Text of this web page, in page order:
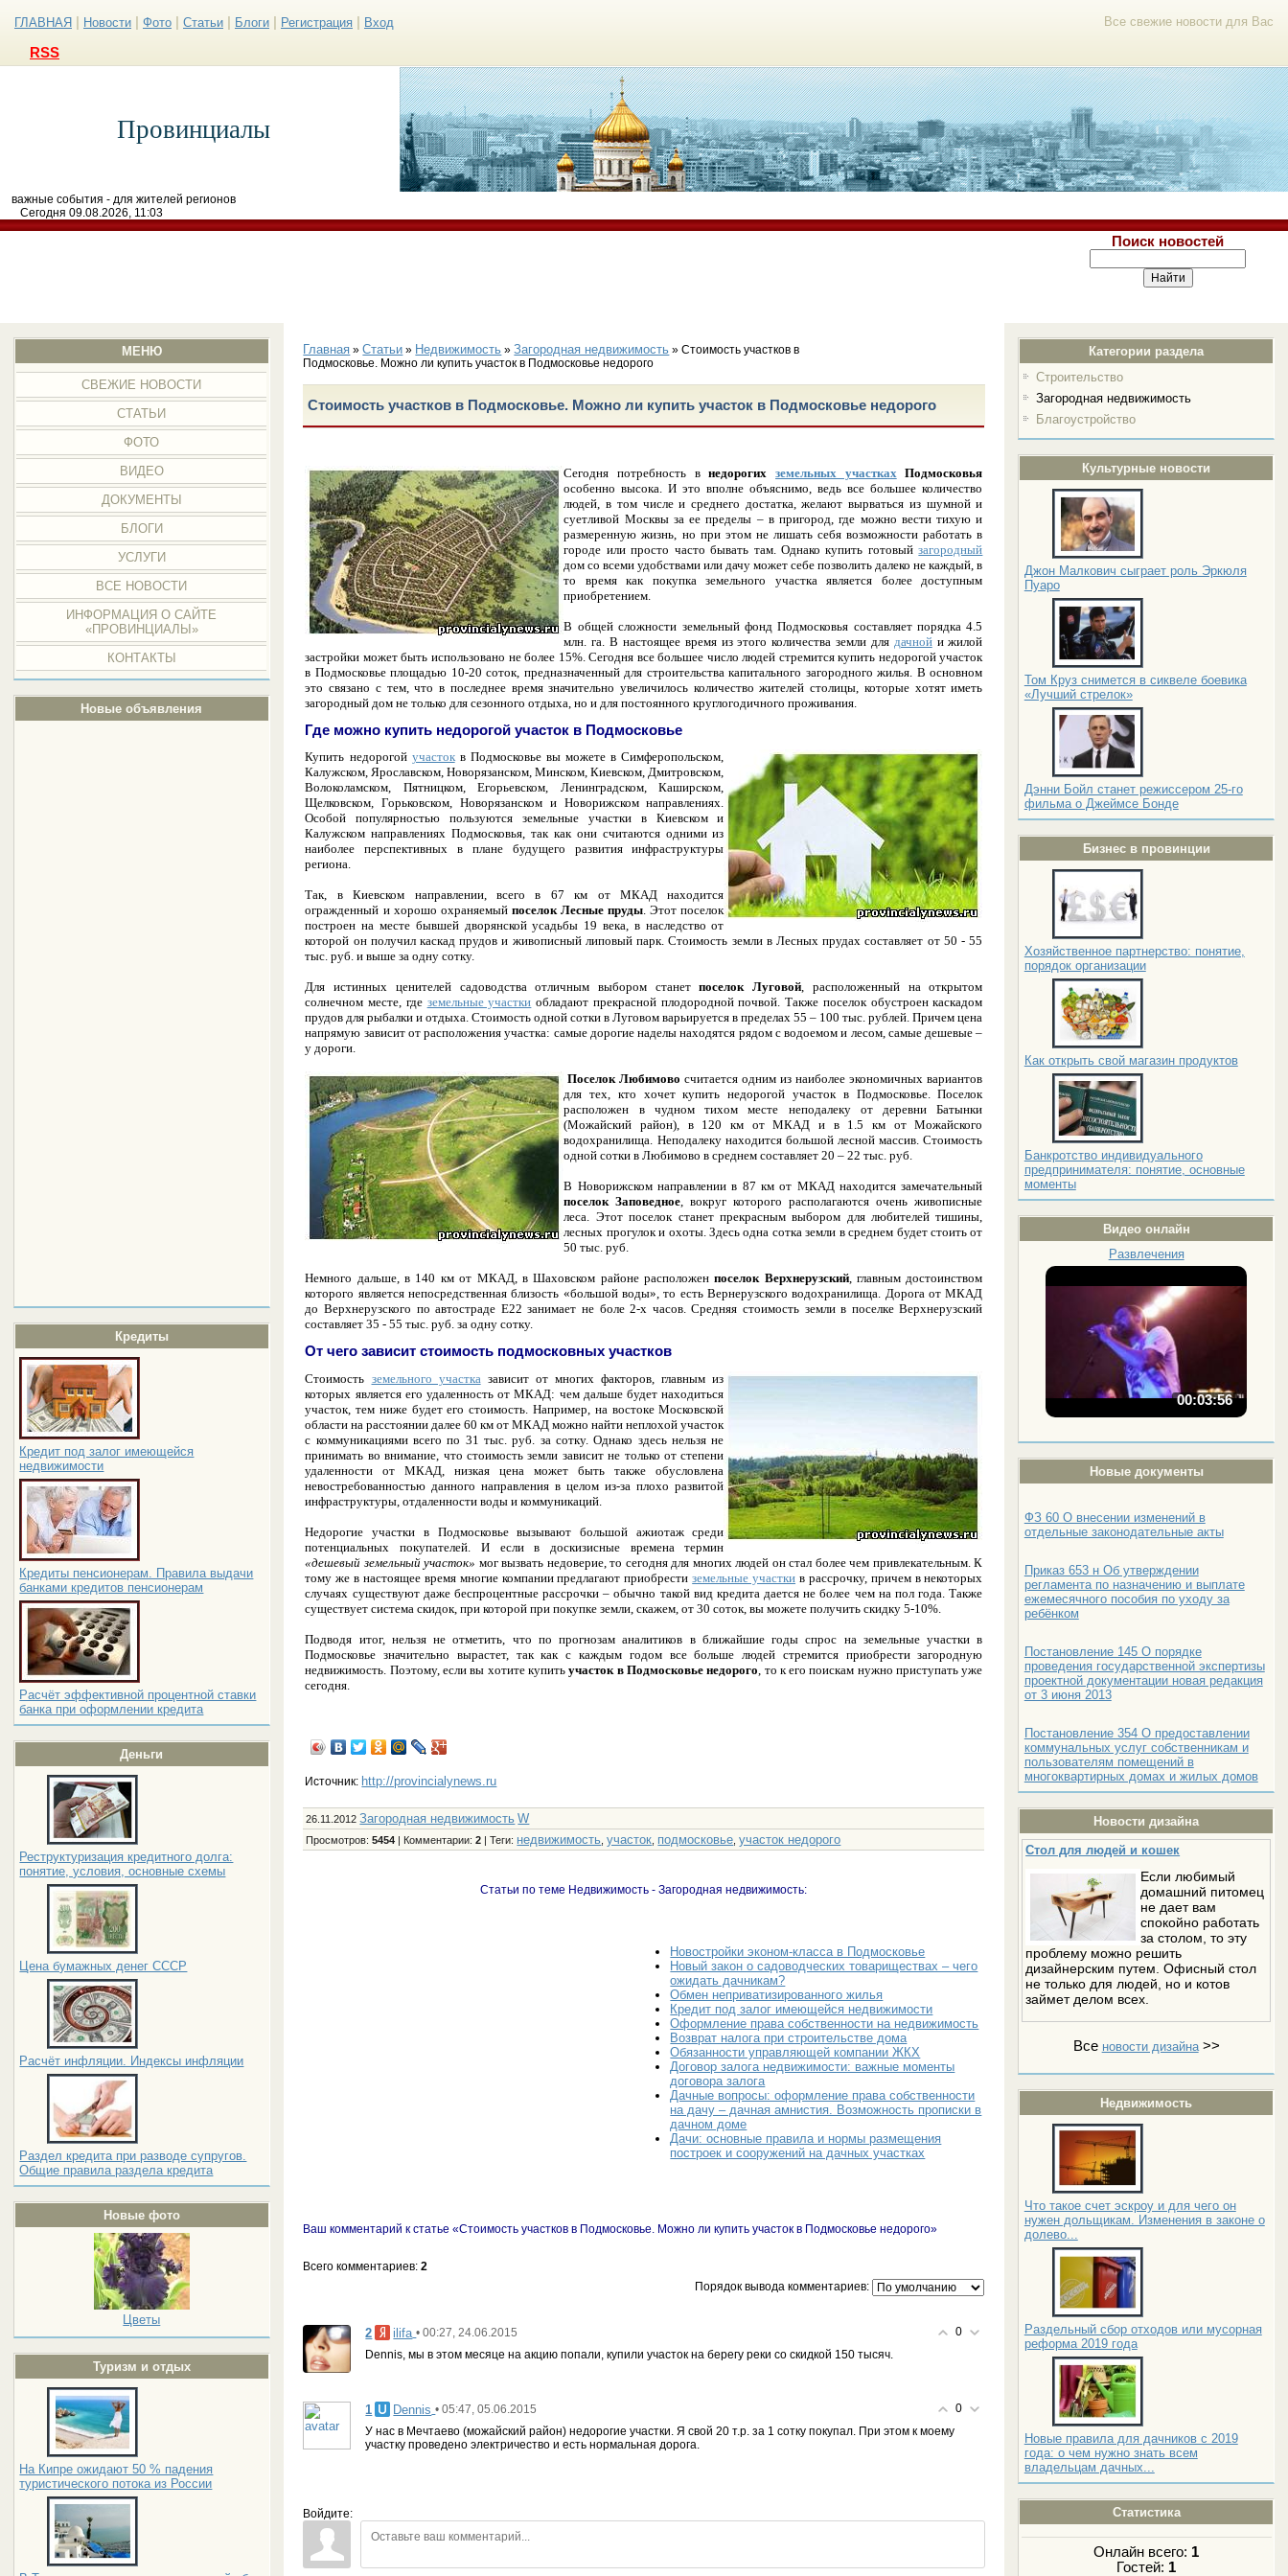
Все свежие новости для Вас
ГЛАВНАЯ Новости Фото Статьи Блоги Регистрация Вход
RSS
Провинциалы
важные события - для жителей регионов
Сегодня 09.08.2026, 11:03
Поиск новостей
МЕНЮ
СВЕЖИЕ НОВОСТИ
СТАТЬИ
ФОТО
ВИДЕО
ДОКУМЕНТЫ
БЛОГИ
УСЛУГИ
ВСЕ НОВОСТИ
ИНФОРМАЦИЯ О САЙТЕ
«ПРОВИНЦИАЛЫ»
КОНТАКТЫ
Новые объявления
Кредиты
Кредит под залог имеющейся
недвижимости
Кредиты пенсионерам. Правила выдачи
банками кредитов пенсионерам
Расчёт эффективной процентной ставки
банка при оформлении кредита
Деньги
Реструктуризация кредитного долга:
понятие, условия, основные схемы
Цена бумажных денег СССР
Расчёт инфляции. Индексы инфляции
Раздел кредита при разводе супругов.
Общие правила раздела кредита
Новые фото
Цветы
Туризм и отдых
На Кипре ожидают 50 % падения
туристического потока из России
Категории раздела
Строительство
Загородная недвижимость
Благоустройство
Культурные новости
Джон Малкович сыграет роль Эркюля
Пуаро
Том Круз снимется в сиквеле боевика
«Лучший стрелок»
Дэнни Бойл станет режиссером 25-го
фильма о Джеймсе Бонде
Бизнес в провинции
Хозяйственное партнерство: понятие,
порядок организации
Как открыть свой магазин продуктов
Банкротство индивидуального
предпринимателя: понятие, основные
моменты
Видео онлайн
Развлечения
00:03:56
Новые документы
ФЗ 60 О внесении изменений в
отдельные законодательные акты
Приказ 653 н Об утверждении
регламента по назначению и выплате
ежемесячного пособия по уходу за
ребёнком
Постановление 145 О порядке
проведения государственной экспертизы
проектной документации новая редакция
от 3 июня 2013
Постановление 354 О предоставлении
коммунальных услуг собственникам и
пользователям помещений в
многоквартирных домах и жилых домов
Новости дизайна
Стол для людей и кошек
Если любимый
домашний питомец
не дает вам
спокойно работать
за столом, то эту
проблему можно решить
дизайнерским путем. Офисный стол
не только для людей, но и котов
займет делом всех.
Все новости дизайна>>
Недвижимость
Что такое счет эскроу и для чего он
нужен дольщикам. Изменения в законе о
долево...
Раздельный сбор отходов или мусорная
реформа 2019 года
Новые правила для дачников с 2019
года: о чем нужно знать всем
владельцам дачных...
Статистика
Онлайн всего: 1
Гостей: 1
Главная »Статьи » Недвижимость »Загородная недвижимость » Стоимость участков в
Подмосковье. Можно ли купить участок в Подмосковье недорого
Стоимость участков в Подмосковье. Можно ли купить участок в Подмосковье недорого
Сегодня потребность внедорогихземельных участках Подмосковья
особенно высока. И это вполне объяснимо, ведь все большее количество
людей, в том числе и среднего достатка, желают вырваться из шумной и
суетливой Москвы за ее пределы – в пригород, где можно вести тихую и
размеренную жизнь, но при этом не лишать себя возможности работать в
городе или просто часто бывать там. Однако купить готовыйзагородный
дом со всеми удобствами или дачу может себе позволить далеко не каждый, в
то время как покупка земельного участка является более доступным
приобретением.
В общей сложности земельный фонд Подмосковья составляет порядка 4.5
млн. га. В настоящее время из этого количества земли для дачнойи жилой
застройки может быть использовано не более 15%. Сегодня все большее число людей стремится купить недорогой участок
в Подмосковье площадью 10-20 соток, предназначенный для строительства капитального загородного жилья. В основном
это связано с тем, что в последнее время значительно увеличилось количество жителей столицы, которые хотят иметь
загородный дом не только для сезонного отдыха, но и для постоянного круглогодичного проживания.
Где можно купить недорогой участок в Подмосковье
Купить недорогой участокв Подмосковье вы можете в Симферопольском,
Калужском, Ярославском, Новорязанском, Минском, Киевском, Дмитровском,
Волоколамском, Пятницком, Егорьевском, Ленинградском, Каширском,
Щелковском, Горьковском, Новорязанском и Новорижском направлениях.
Особой популярностью пользуются земельные участки в Киевском и
Калужском направлениях Подмосковья, так как они считаются одними из
наиболее перспективных в плане будущего развития инфраструктуры
региона.
Так, в Киевском направлении, всего в 67 км от МКАД находится
огражденный и хорошо охраняемый поселок Лесные пруды . Этот поселок
построен на месте бывшей дворянской усадьбы 19 века, в наследство от
которой он получил каскад прудов и живописный липовый парк. Стоимость земли в Лесных прудах составляет от 50 - 55
тыс. руб. и выше за одну сотку.
Для истинных ценителей садоводства отличным выбором станетпоселок Луговой , расположенный на открытом
солнечном месте, где земельные участки обладают прекрасной плодородной почвой. Также поселок обустроен каскадом
прудов для рыбалки и отдыха. Стоимость одной сотки в Луговом варьируется в пределах 55 – 100 тыс. рублей. Причем цена
напрямую зависит от расположения участка: самые дорогие наделы находятся рядом с водоемом и лесом, самые дешевые –
у дороги.
Поселок Любимово считается одним из наиболее экономичных вариантов
для тех, кто хочет купить недорогой участок в Подмосковье. Поселок
расположен в чудном тихом месте неподалеку от деревни Батынки
(Можайский район), в 120 км от МКАД и в 1.5 км от Можайского
водохранилища. Неподалеку находится большой лесной массив. Стоимость
одной сотки в Любимово в среднем составляет 20 – 22 тыс. руб.
В Новорижском направлении в 87 км от МКАД находится замечательный
поселок Заповедное , вокруг которого располагаются очень живописные
леса. Этот поселок станет прекрасным выбором для любителей тишины,
лесных прогулок и охоты. Здесь одна сотка земли в среднем будет стоить от
50 тыс. руб.
Немного дальше, в 140 км от МКАД, в Шаховском районе расположенпоселок Верхнерузский, главным достоинством
которого является непосредственная близость «большой воды», то есть Вернерузского водохранилища. Дорога от МКАД
до Верхнерузского по автостраде Е22 занимает не боле 2-х часов. Средняя стоимость земли в поселке Верхнерузский
составляет 35 - 55 тыс. руб. за одну сотку.
От чего зависит стоимость подмосковных участков
Стоимость земельного участказависит от многих факторов, главным из
которых является его удаленность от МКАД: чем дальше будет находиться
участок, тем ниже будет его стоимость. Например, на востоке Московской
области на расстоянии далее 60 км от МКАД можно найти неплохой участок
с коммуникациями всего по 31 тыс. руб. за сотку. Однако здесь нельзя не
принимать во внимание, что стоимость земли зависит не только от степени
удаленности от МКАД, низкая цена может быть также обусловлена
невостребованностью данного направления в целом из-за плохо развитой
инфраструктуры, отдаленности воды и коммуникаций.
Недорогие участки в Подмосковье вызывают большой ажиотаж среди
потенциальных покупателей. И если в доскизисные времена термин
«дешевый земельный участок» мог вызвать недоверие, то сегодня для многих людей он стал более чем привлекательным. К
тому же в настоящее время многие компании предлагают приобрестиземельные участки в рассрочку, причем в некоторых
случаях существуют даже беспроцентные рассрочки – обычно такой вид кредита дается не более чем на пол года. Также
существует система скидок, при которой при покупке земли, скажем, от 30 соток, вы можете получить скидку 5-10%.
Подводя итог, нельзя не отметить, что по прогнозам аналитиков в ближайшие годы спрос на земельные участки в
Подмосковье значительно вырастет, так как с каждым годом все больше людей стремится приобрести загородную
недвижимость. Поэтому, если вы хотите купитьучасток в Подмосковье недорого, то к его поискам нужно приступать уже
сегодня.
Источник: http://provincialynews.ru
26.11.2012Загородная недвижимость W
Просмотров:5454 | Комментарии:2 |Теги: недвижимость ,участок подмосковье ,участок недорого
Статьи по теме Недвижимость - Загородная недвижимость:
Новостройки эконом-класса в Подмосковье
Новый закон о садоводческих товариществах – чего
ожидать дачникам?
Обмен неприватизированного жилья
Кредит под залог имеющейся недвижимости
Оформление права собственности на недвижимость
Возврат налога при строительстве дома
Обязанности управляющей компании ЖКХ
Договор залога недвижимости: важные моменты
договора залога
Дачные вопросы: оформление права собственности
на дачу – дачная амнистия. Возможность прописки в
дачном доме
Дачи: основные правила и нормы размещения
построек и сооружений на дачных участках
Ваш комментарий к статье «Стоимость участков в Подмосковье. Можно ли купить участок в Подмосковье недорого»
Всего комментариев:2
Порядок вывода комментариев:
0
2 ilifa • 00:27, 24.06.2015
Dennis, мы в этом месяце на акцию попали, купили участок на берегу реки со скидкой 150 тысяч.
0
1 Dennis • 05:47, 05.06.2015
У нас в Мечтаево (можайский район) недорогие участки. Я свой 20 т.р. за 1 сотку покупал. При этом к моему
участку проведено электричество и есть нормальная дорога.
Войдите: